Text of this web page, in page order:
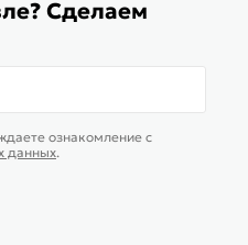
Купить в 1 клик
данных
Сделаем
ознакомление c
данных.